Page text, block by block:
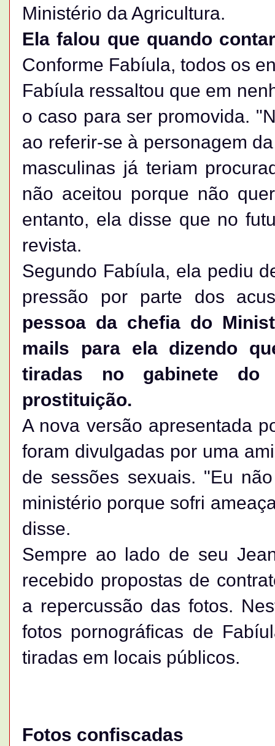
Ministério da Agricultura.
Ela falou que quando
Conforme Fabíula, todos os
Fabíula ressaltou que em
o caso para ser promovida.
ao referir-se à personagem
masculinas já teriam
não aceitou porque não
entanto, ela disse que no
revista.
Segundo Fabíula, ela pediu
pressão por parte dos
pessoa da chefia do
mails para ela dizendo
tiradas no gabinete do
prostituição.
A nova versão apresentada
foram divulgadas por uma
de sessões sexuais. "Eu
ministério porque sofri
disse.
Sempre ao lado de seu
recebido propostas de
a repercussão das fotos.
fotos pornográficas de
tiradas em locais públicos.
Fotos confiscadas